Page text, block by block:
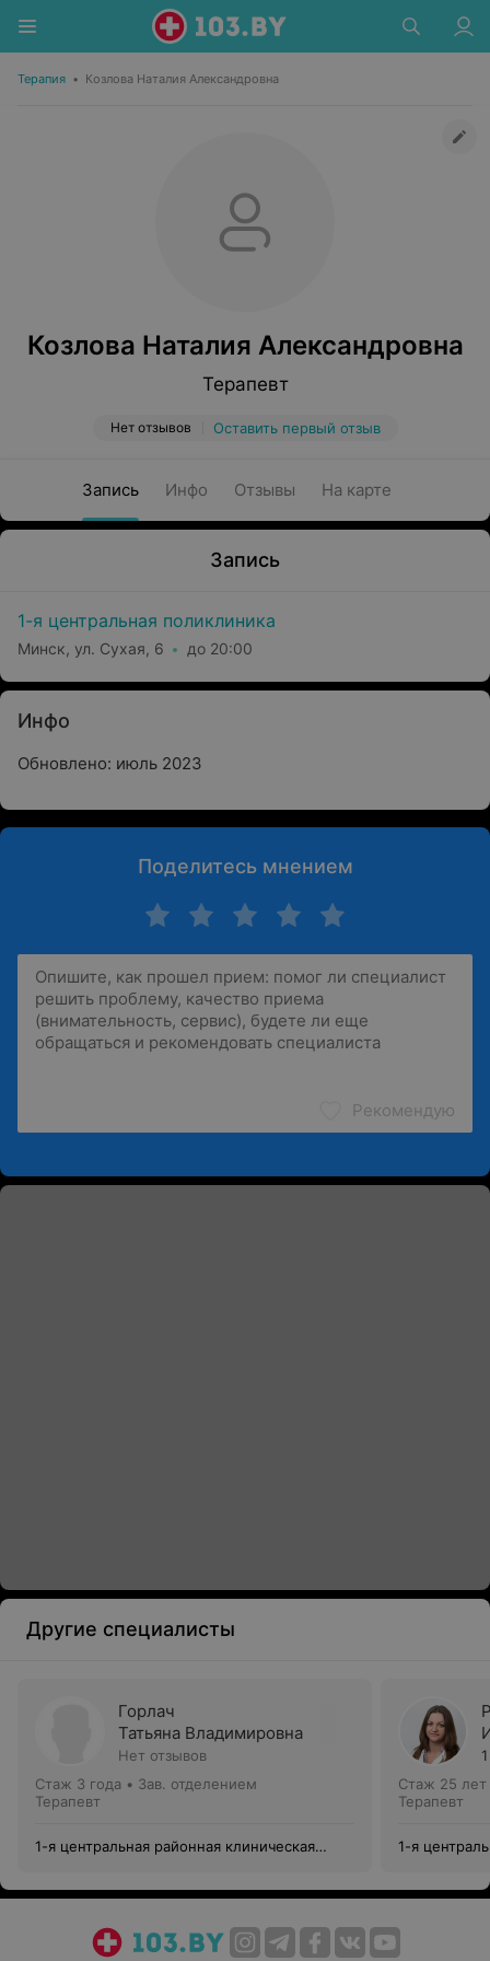
Терапия • Козлова Наталия Александровна
Козлова Наталия Александровна
Терапевт
Нет отзывов Оставить первый отзыв
Запись Инфо Отзывы На карте
Запись
1-я центральная поликлиника
Минск, ул. Сухая, 6 до 20:00
Инфо
Обновлено: июль 2023
Поделитесь мнением
Рекомендую
Другие специалисты
Горлач
Татьяна Владимировна
Нет отзывов
Стаж 3 года • Зав. отделением
Терапевт
1-я центральная районная клиническая
Стаж 25 лет
Терапевт
1-я